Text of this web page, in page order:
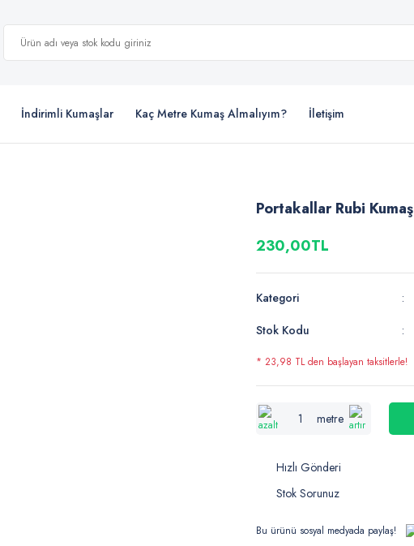
İndirimli Kumaşlar Kaç Metre Kumaş Almalıyım? İletişim
Portakallar Rubi Kumaş
230,00TL
Kategori
Stok Kodu
* 23,98 TL den başlayan taksitlerle!
metre
Hızlı Gönderi
Stok Sorunuz
Bu ürünü sosyal medyada paylaş!